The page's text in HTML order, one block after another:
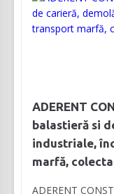
ADERENT
balastieră si
industriale,
marfă,
ADERENT